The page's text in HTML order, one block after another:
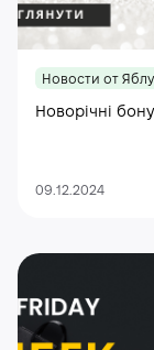
Новости от
Новорічні
09.12.2024